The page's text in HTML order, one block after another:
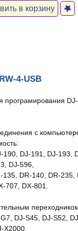
в корзину
4-USB
програмирования
с
190, DJ-191, DJ-193,
DJ-596,
135, DR-140, DR-
707, DX-801.
DJ-S45, DJ-S52,
X2000.